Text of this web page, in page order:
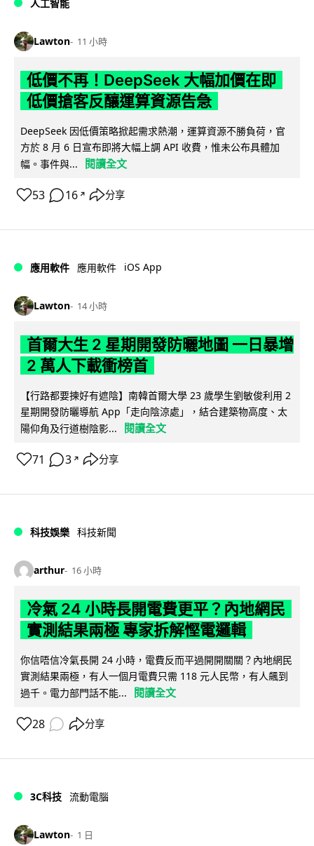
人工智能
Lawton 11 小時
低價不再！DeepSeek 大幅加價在即
低價搶客反釀運算資源告急
DeepSeek 因低價策略掀起需求熱潮，運算資源不勝負荷，官
方於 8 月 6 日宣布即將大幅上調 API 收費，惟未公布具體加
幅。事件與...
閱讀全文
53 16 ↗ 分享
應用軟件 應用軟件 iOS App
Lawton 14 小時
首爾大生 2 星期開發防曬地圖 一日暴增
2 萬人下載衝榜首
【行路都要揀好有遮陰】南韓首爾大學 23 歲學生劉敏俊利用 2
星期開發防曬導航 App「走向陰涼處」，結合建築物高度、太
陽仰角及行道樹陰影...
閱讀全文
71 3 ↗ 分享
科技娛樂 科技新聞
arthur 16 小時
冷氣 24 小時長開電費更平？內地網民
實測結果兩極 專家拆解慳電邏輯
你信唔信冷氣長開 24 小時，電費反而平過開開關關？內地網民
實測結果兩極，有人一個月電費只需 118 元人民幣，有人飆到
過千。電力部門話不能...
閱讀全文
28 分享
3C科技 流動電腦
Lawton 1 日